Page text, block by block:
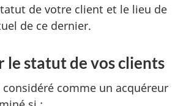
de votre client et le lieu de
de ce dernier.
le statut de vos clients
comme un acquéreur